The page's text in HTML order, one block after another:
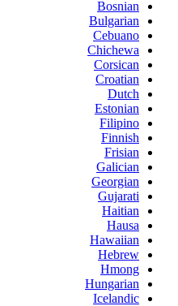
Bosnian
Bulgarian
Cebuano
Chichewa
Corsican
Croatian
Dutch
Estonian
Filipino
Finnish
Frisian
Galician
Georgian
Gujarati
Haitian
Hausa
Hawaiian
Hebrew
Hmong
Hungarian
Icelandic